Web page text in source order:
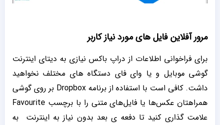
مرور آفلاین فایل های مورد نیاز کاربر
برای فراخوانی اطلاعات از دراپ باکس نیازی به دیتای اینترنت
گوشی موبایل و یا وای فای دستگاه های مختلف نخواهید
داشت. کافی است با استفاده از برنامه Dropbox بر روی گوشی
همراهتان عکس‌ها یا فایل‌های متنی را با برچسب Favourite
علامت ‌گذاری کنید تا دفعه ی بعد بدون نیاز به اینترنت به